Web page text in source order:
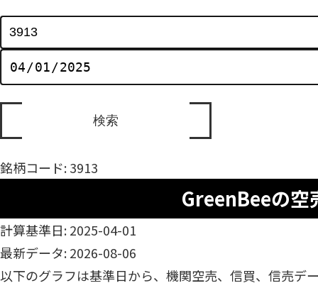
銘柄コード: 3913
GreenBeeの空
計算基準日: 2025-04-01
最新データ: 2026-08-06
以下のグラフは基準日から、機関空売、信買、信売デ